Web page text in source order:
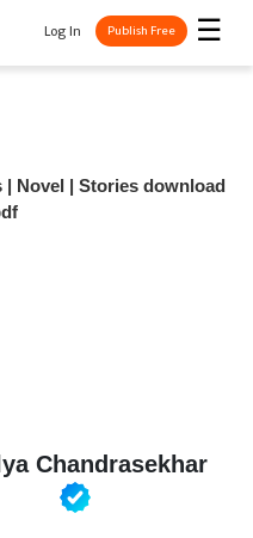
☰
Log In Publish Free
Novel | Stories download
Chandrasekhar